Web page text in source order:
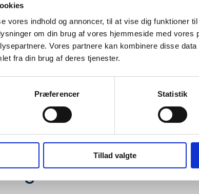
vores indhold og annoncer, til at vise dig funktioner
om din brug af vores hjemmeside med vores
Vores partnere kan kombinere disse
fra din brug af deres tjenester.
Præferencer Statistik
Tillad valgte
om
din virksomhed. Vi kan